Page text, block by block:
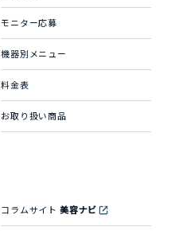
モニター応募
機器別メニュー
料金表
お取り扱い商品
コラムサイト 美容ナビ